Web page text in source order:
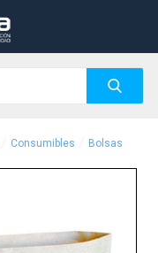
Consumibles Bolsas